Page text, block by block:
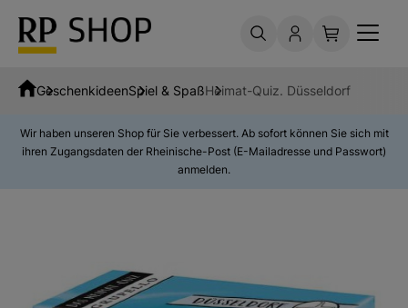
GeschenkideenSpiel & SpaßHeimat-Quiz. Düsseldorf
Wir haben unseren Shop für Sie verbessert. Ab sofort können Sie sich mit
ihren Zugangsdaten der Rheinische-Post (E-Mailadresse und Passwort)
anmelden.